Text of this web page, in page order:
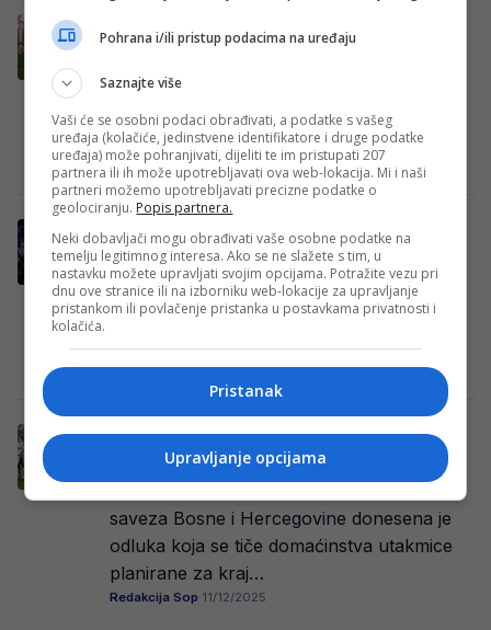
parovi 14. kola, derbi na Bilinom polju!
Susretima 14. kola biće nastavljena Prva
liga Federacije BiH, a utakmice se igraju u
subotu i nedjelju. Derbi kola je…
Redakcija Sop·09/03/2026
Poznati početni sastavi za meč Čelik –
Sarajevo, evo gdje gledati utakmicu
Čelik i Sarajevo večeras igraju utakmicu u
okviru osmine finala Kupa BiH. Čelik će na
Redakcija Sop·11/02/2026
NS BiH već odredio cijene ulaznica za
eventualno finale baraža
saveza Bosne i Hercegovine donesena je
odluka koja se tiče domaćinstva utakmice
planirane za kraj…
Redakcija Sop·11/12/2025
Pohrana i/ili pristup podacima na uređaju
Saznajte više
Vaši će se osobni podaci obrađivati, a podatke s vašeg
uređaja (kolačiće, jedinstvene identifikatore i druge podatke
uređaja) može pohranjivati, dijeliti te im pristupati 207
partnera ili ih može upotrebljavati ova web-lokacija. Mi i naši
partneri možemo upotrebljavati precizne podatke o
geolociranju. Popis partnera.
Neki dobavljači mogu obrađivati vaše osobne podatke na
temelju legitimnog interesa. Ako se ne slažete s tim, u
nastavku možete upravljati svojim opcijama. Potražite vezu pri
dnu ove stranice ili na izborniku web-lokacije za upravljanje
pristankom ili povlačenje pristanka u postavkama privatnosti i
kolačića.
Pristanak
Upravljanje opcijama